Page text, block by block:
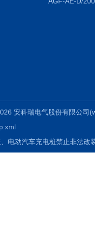
安科瑞电气股份有限公
电动汽车充电桩禁止非法改